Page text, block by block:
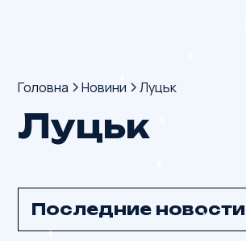
Головна Новини Луцьк
Луцьк
Последние новости